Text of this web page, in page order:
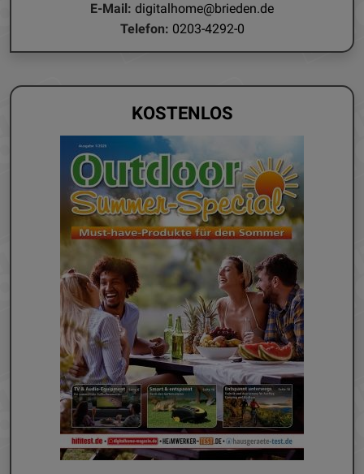
E-Mail: digitalhome@brieden.de
Telefon: 0203-4292-0
KOSTENLOS